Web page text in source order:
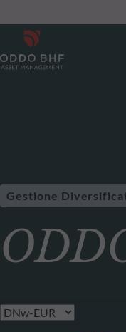
Gestione